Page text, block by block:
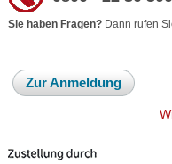
Sie haben Fragen? Dann rufen
Zur Anmeldung